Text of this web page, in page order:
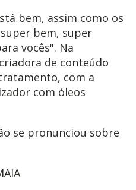
bem, assim como os
bem, super
vocês". Na
de conteúdo
com a
com óleos
se pronunciou sobre